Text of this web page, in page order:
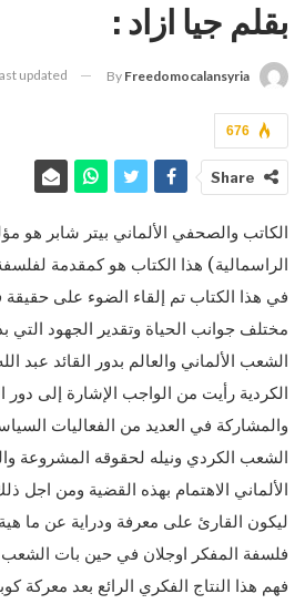
بقلم جيا ازاد :
By Freedomocalansyria
updated
676
Share
الكاتب والصحفي الألماني بيتر شابر هو
الراسمالية) هذا الكتاب هو كمقدمة لفلسفة
في هذا الكتاب تم إلقاء الضوء على حقيقة
مختلف جوانب الحياة وتقدير الجهود التي
الشعب الألماني والعالم بدور القائد عبد
الكردية رأيت من الواجب الإشارة إلى دور
والمشاركة في العديد من الفعاليات
الشعب الكردي ونيله لحقوقه المشروعة
الألماني الاهتمام بهذه القضية ومن اجل
ليكون القارئ على معرفة ودراية عن ما هية
فلسفة المفكر اوجلان في حين بات الشعب
فهم هذا النتاج الفكري الرائع بعد معركة